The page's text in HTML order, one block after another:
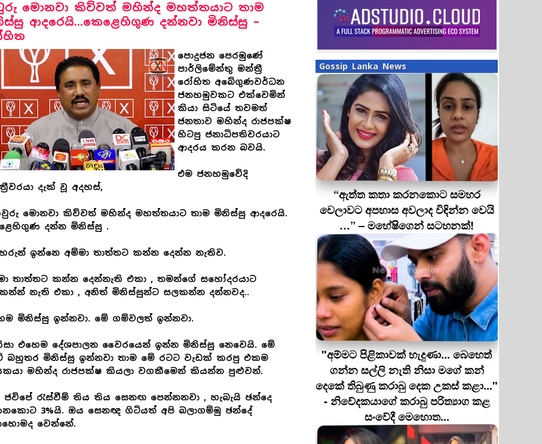
මොනවා කිව්වත් මහින්ද මහත්තයාට තාම
ආදරෙයි...කෙළෙහිගුණ දන්නවා මිනිස්සු –
පොදුජන පෙරමුණේ
පාර්ලිමේන්තු මන්ත්‍රී
රෝහිත අබේගුණවර්ධන
ජනහමුවකට එක්වෙමින්
කියා සිටියේ තවමත්
ජනතාව මහින්ද රාජපක්ෂ
හිටපු ජනාධිපතිවරයාට
ආදරය කරන බවයි.
එම ජනහමුවේදි
දැක් වූ අදහස්,
මොනවා කිව්වත් මහින්ද මහත්තයාට තාම මිනිස්සු ආදරෙයි.
දන්න මිනිස්සු .
ඉන්නෙ අම්මා තාත්තට කන්න දෙන්න නැතිව.
තාත්තට කන්න දෙන්නැති එකා , තමන්ගේ සහෝදරයාට
නැති එකා , අනිත් මිනිස්සුන්ට සලකන්න දන්නවද..
මිනිස්සු ඉන්නවා. මේ ගම්වලත් ඉන්නවා.
එහෙම දේශපාලන වෛරයෙන් ඉන්න මිනිස්සු නෙවෙයි. මේ
බහුතර මිනිස්සු ඉන්නවා තාම මේ රටට වැඩක් කරපු එකම
මහින්ද රාජපක්ෂ කියලා වගකීමෙන් කියන්න පුළුවන්.
ජවිපේ රැස්වීම් තිය තිය සෙනඟ පෙන්නනවා , හැබැයි ඡන්දෙ
3%යි. ඔය සෙනඥ ගිටියත් අපි බලාගම්මු ඡන්දේ
වෙන්නේ.
Gossip Lanka News
“ඇත්ත කතා කරනකොට සමහර
වෙලාවට අපහාස අවලාද විඳින්න වෙයි
…” – මහේෂිගෙන් සටහනක්!
"අම්මට පිළිකාවක් හැදුණා... බෙහෙත්
ගන්න සල්ලි නැති නිසා මගේ කන්
දෙකේ තිබුණු කරාබු දෙක උකස් කළා..."
- නිවේදකයාගේ කරාබු පරිත්‍යාග කළ
සංවේදී මෙහොත...